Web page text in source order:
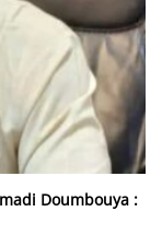
Doumbouya :